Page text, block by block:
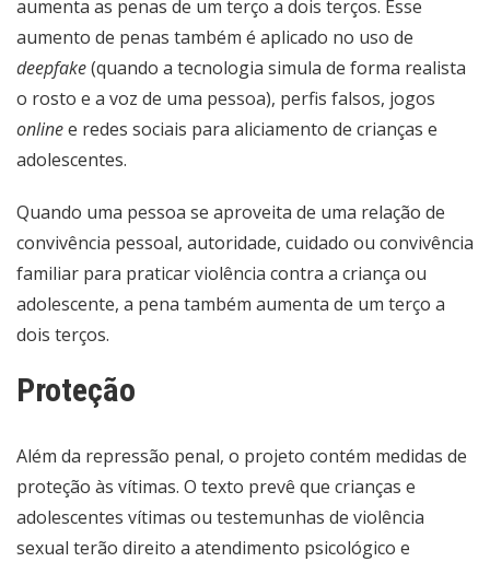
aumenta as penas de um terço a dois terços. Esse
aumento de penas também é aplicado no uso de
deepfake(quando a tecnologia simula de forma realista
o rosto e a voz de uma pessoa), perfis falsos, jogos
onlinee redes sociais para aliciamento de crianças e
adolescentes.
Quando uma pessoa se aproveita de uma relação de
convivência pessoal, autoridade, cuidado ou convivência
familiar para praticar violência contra a criança ou
adolescente, a pena também aumenta de um terço a
dois terços.
Proteção
Além da repressão penal, o projeto contém medidas de
proteção às vítimas. O texto prevê que crianças e
adolescentes vítimas ou testemunhas de violência
sexual terão direito a atendimento psicológico e